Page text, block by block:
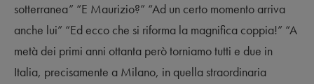
sotterranea” “E Maurizio?” “Ad un certo momento arriva
anche lui” “Ed ecco che si riforma la magnifica coppia!” “A
metà dei primi anni ottanta però torniamo tutti e due in
Italia, precisamente a Milano, in quella straordinaria